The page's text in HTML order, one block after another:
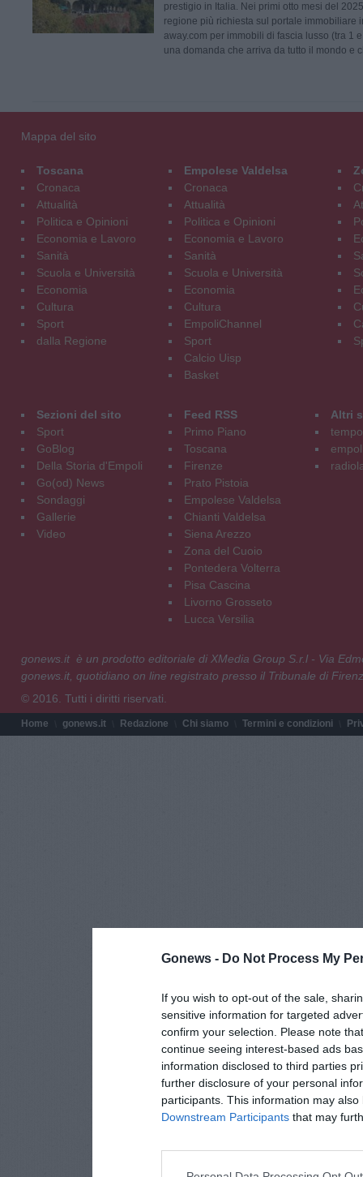
Gonews - Do Not Process My
If you wish to opt-out of the sale,
sensitive information for targeted
confirm your selection. Please note
continue seeing interest-based ads
information disclosed to third parties
further disclosure of your personal
participants. This information may
Downstream Participants that may
prestigio in Italia. Nei primi otto mesi del
regione più richiesta sul portale immobiliare
away.com per immobili di fascia lusso (tra 1
una domanda che arriva da tutto il mondo e
Mappa del sito
Toscana
Cronaca
Attualità
Politica e Opinioni
Economia e Lavoro
Sanità
Scuola e Università
Economia
Cultura
Sport
dalla Regione
Empolese Valdelsa
Cronaca
Attualità
Politica e Opinioni
Economia e Lavoro
Sanità
Scuola e Università
Economia
Cultura
EmpoliChannel
Sport
Calcio Uisp
Basket
Sezioni del sito
Sport
GoBlog
Della Storia d'Empoli
Go(od) News
Sondaggi
Gallerie
Video
Feed RSS
Primo Piano
Toscana
Firenze
Prato Pistoia
Empolese Valdelsa
Chianti Valdelsa
Siena Arezzo
Zona del Cuoio
Pontedera Volterra
Pisa Cascina
Livorno Grosseto
Lucca Versilia
Altri
gonews.it è un prodotto editoriale di XMedia Group S.r.l - Via
gonews.it, quotidiano on line registrato presso il Tribunale di
© 2016. Tutti i diritti riservati.
Home gonews.it Redazione Chi siamo Termini e condizioni